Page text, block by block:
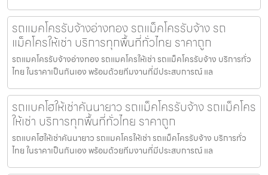
รถแมคโครรับจ้างอ่างทอง รถแม็คโครรับจ้าง รถ
แม็คโครให้เช่า บริการทุกพื้นที่ทั่วไทย ราคาถูก
รถแมคโครรับจ้างอ่างทอง รถแมคโครให้เช่า รถแม็คโครรับจ้าง บริการทั่ว
ไทย ในราคาเป็นกันเอง พร้อมด้วยทีมงานที่มีประสบการณ์ แล
รถแบคโฮให้เช่าคันนายาว รถแม็คโครรับจ้าง รถแม็คโคร
ให้เช่า บริการทุกพื้นที่ทั่วไทย ราคาถูก
รถแบคโฮให้เช่าคันนายาว รถแมคโครให้เช่า รถแม็คโครรับจ้าง บริการทั่ว
ไทย ในราคาเป็นกันเอง พร้อมด้วยทีมงานที่มีประสบการณ์ แล